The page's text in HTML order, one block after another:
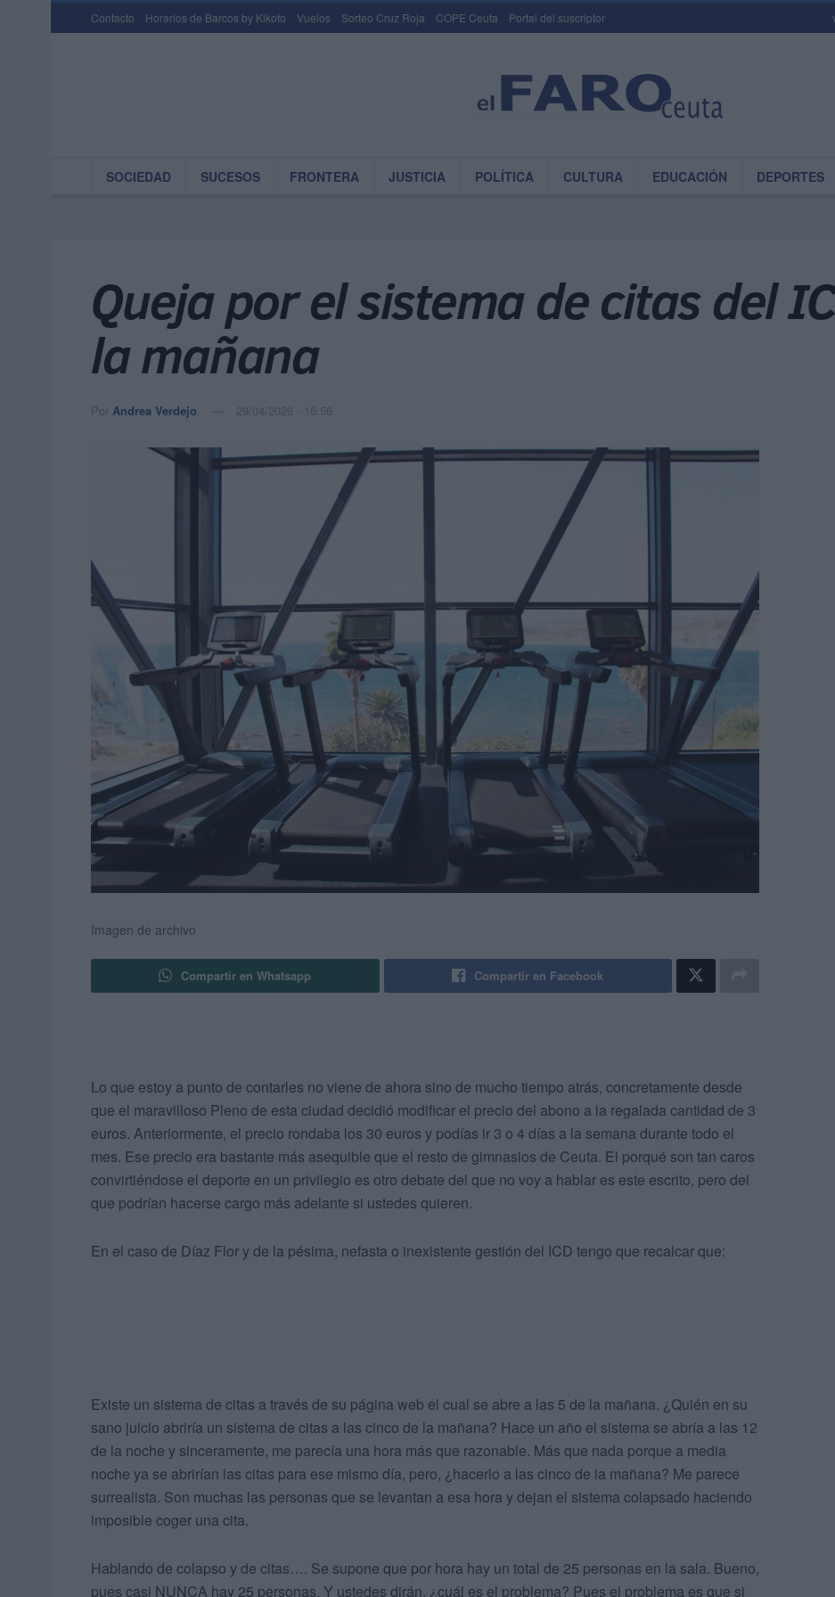
Contacto Horarios de Barcos by Kikoto Vuelos Sorteo Cruz Roja COPE Ceuta Portal del suscriptor
SOCIEDAD SUCESOS FRONTERA JUSTICIA POLÍTICA CULTURA EDUCACIÓN DEPORTES
Queja por el sistema de citas del
la mañana
Por Andrea Verdejo 29/04/2026 - 16:56
Imagen de archivo
Compartir en Whatsapp Compartir en Facebook
Lo que estoy a punto de contarles no viene de ahora sino de mucho tiempo atrás, concretamente desde
que el maravilloso Pleno de esta ciudad decidió modificar el precio del abono a la regalada cantidad de 3
euros. Anteriormente, el precio rondaba los 30 euros y podías ir 3 o 4 días a la semana durante todo el
mes. Ese precio era bastante más asequible que el resto de gimnasios de Ceuta. El porqué son tan caros
convirtiéndose el deporte en un privilegio es otro debate del que no voy a hablar es este escrito, pero del
que podrían hacerse cargo más adelante si ustedes quieren.
En el caso de Díaz Flor y de la pésima, nefasta o inexistente gestión del ICD tengo que recalcar que:
Existe un sistema de citas a través de su página web el cual se abre a las 5 de la mañana. ¿Quién en su
sano juicio abriría un sistema de citas a las cinco de la mañana? Hace un año el sistema se abría a las 12
de la noche y sinceramente, me parecía una hora más que razonable. Más que nada porque a media
noche ya se abrirían las citas para ese mismo día, pero, ¿hacerlo a las cinco de la mañana? Me parece
surrealista. Son muchas las personas que se levantan a esa hora y dejan el sistema colapsado haciendo
imposible coger una cita.
Hablando de colapso y de citas…. Se supone que por hora hay un total de 25 personas en la sala. Bueno,
pues casi NUNCA hay 25 personas. Y ustedes dirán, ¿cuál es el problema? Pues el problema es que si